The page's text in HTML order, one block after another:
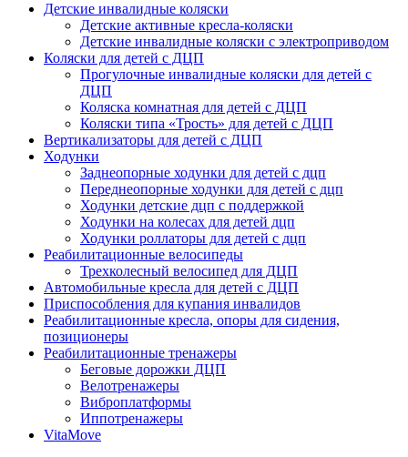
Детские инвалидные коляски
Детские активные кресла-коляски
Детские инвалидные коляски с электроприводом
Коляски для детей с ДЦП
Прогулочные инвалидные коляски для детей с
ДЦП
Коляска комнатная для детей с ДЦП
Коляски типа «Трость» для детей с ДЦП
Вертикализаторы для детей с ДЦП
Ходунки
Заднеопорные ходунки для детей с дцп
Переднеопорные ходунки для детей с дцп
Ходунки детские дцп с поддержкой
Ходунки на колесах для детей дцп
Ходунки роллаторы для детей с дцп
Реабилитационные велосипеды
Трехколесный велосипед для ДЦП
Автомобильные кресла для детей с ДЦП
Приспособления для купания инвалидов
Реабилитационные кресла, опоры для сидения,
позиционеры
Реабилитационные тренажеры
Беговые дорожки ДЦП
Велотренажеры
Виброплатформы
Иппотренажеры
VitaMove